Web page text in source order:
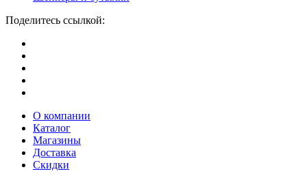
Поделитесь ссылкой:
О компании
Каталог
Магазины
Доставка
Скидки